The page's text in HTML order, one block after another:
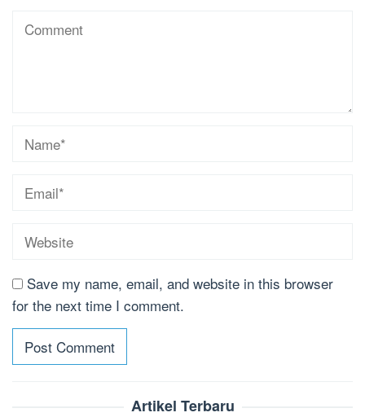
Save my name, email, and website in this browser
for the next time I comment.
Artikel Terbaru